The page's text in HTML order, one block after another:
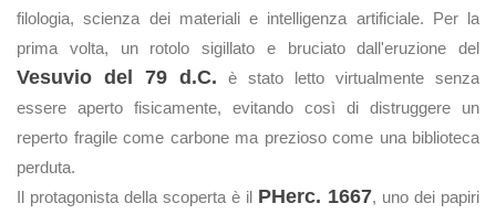
filologia, scienza dei materiali e intelligenza artificiale. Per la
prima volta, un rotolo sigillato e bruciato dall'eruzione del
Vesuvio del 79 d.C. è stato letto virtualmente senza
essere aperto fisicamente, evitando così di distruggere un
reperto fragile come carbone ma prezioso come una biblioteca
perduta.
Il protagonista della scoperta è il PHerc. 1667, uno dei papiri